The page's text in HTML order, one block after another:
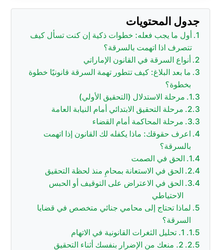
جدول المحتويات
أول ما يجب فعله: خطوات ذكية إن كنت تسأل كيف
تتصرف اذا اتهمت بالسرقة؟
أنواع السرقة في القانون الإماراتي
ما بعد البلاغ: كيف تتطور تهمة السرقة قانونيًا خطوة
بخطوة؟
مرحلة الاستدلال (التحقيق الأولي)
مرحلة التحقيق الابتدائي أمام النيابة العامة
مرحلة المحاكمة أمام القضاء
اعرف حقوقك: ماذا يكفله لك القانون إذا اتهمت
بالسرقة؟
الحق في الصمت
الحق في الاستعانة بمحامٍ منذ لحظة التحقيق
الحق في الاعتراض على التوقيف أو الحبس
الاحتياطي
لماذا تحتاج إلى محامي جنائي متخصص في قضايا
السرقة؟
1. تحليل الثغرات القانونية في الاتهام
2. منعك من الإضرار بنفسك أثناء التحقيق